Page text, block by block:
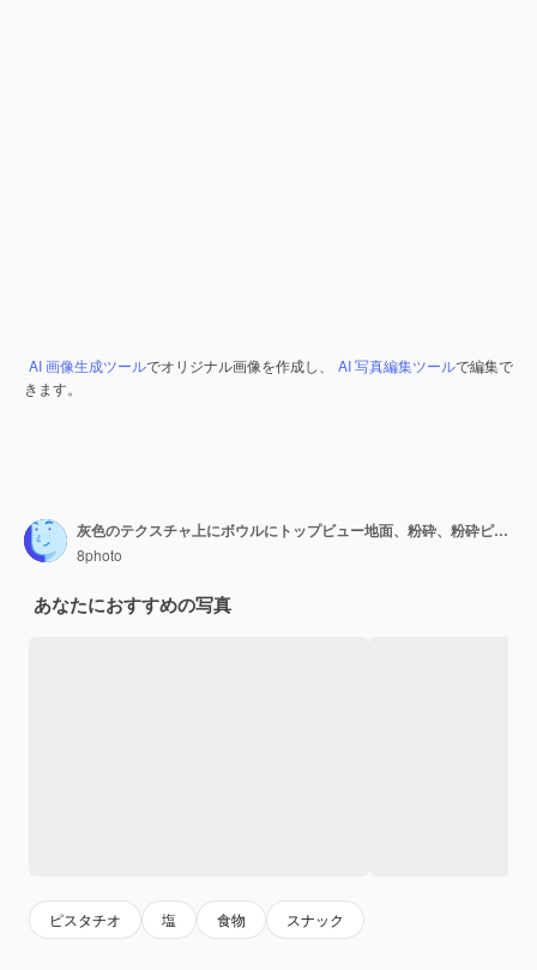
AI 画像生成ツールでオリジナル画像を作成し、 AI 写真編集ツールで編集で
きます。
灰色のテクスチャ上にボウルにトップビュー地面、粉砕、粉砕ピスタチオ
8photo
あなたにおすすめの写真
ピスタチオ 塩 食物 スナック